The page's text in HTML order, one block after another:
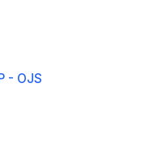
- OJS